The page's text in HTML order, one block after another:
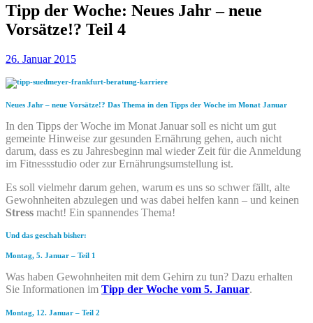
Tipp der Woche: Neues Jahr – neue
Vorsätze!? Teil 4
26. Januar 2015
Neues Jahr – neue Vorsätze!? Das Thema in den Tipps der Woche im Monat Januar
In den Tipps der Woche im Monat Januar soll es nicht um gut
gemeinte Hinweise zur gesunden Ernährung gehen, auch nicht
darum, dass es zu Jahresbeginn mal wieder Zeit für die Anmeldung
im Fitnessstudio oder zur Ernährungsumstellung ist.
Es soll vielmehr darum gehen, warum es uns so schwer fällt, alte
Gewohnheiten ab­zu­le­gen und was dabei helfen kann – und keinen
Stress macht! Ein spannendes Thema!
Und das geschah bisher:
Montag, 5. Januar – Teil 1
Was haben Gewohnheiten mit dem Gehirn zu tun? Dazu erhalten
Sie Informationen im Tipp der Woche vom 5. Januar.
Montag, 12. Januar – Teil 2